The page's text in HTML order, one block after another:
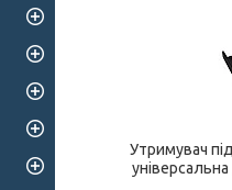
Утримувач